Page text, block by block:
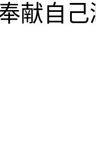
献自